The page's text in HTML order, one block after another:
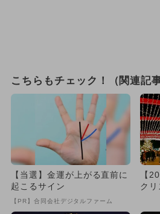
こちらもチェック！（関連記事
【当選】金運が上がる直前に
起こるサイン
【PR】合同会社デジタルファーム
【
ク